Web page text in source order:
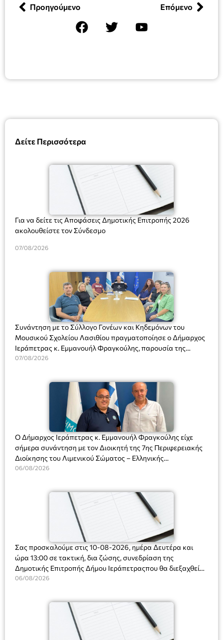
Δείτε Περισσότερα
Για να δείτε τις Αποφάσεις Δημοτικής Επιτροπής 2026
ακολουθείστε τον Σύνδεσμο
07/08/2026
Συνάντηση με το Σύλλογο Γονέων και Κηδεμόνων του
Μουσικού Σχολείου Λασιθίου πραγματοποίησε ο Δήμαρχος
Ιεράπετρας κ. Εμμανουήλ Φραγκούλης, παρουσία της
Διευθύντριας του σχολείου κας Μαριάννας Χαΐτα.
07/08/2026
Ο Δήμαρχος Ιεράπετρας κ. Εμμανουήλ Φραγκούλης είχε
σήμερα συνάντηση με τον Διοικητή της 7ης Περιφερειακής
Διοίκησης του Λιμενικού Σώματος – Ελληνικής
Ακτοφυλακής (Λ.Σ.-ΕΛ.ΑΚΤ.), Αρχιπλοίαρχο Λ.Σ. κ. Ιωάννη
06/08/2026
Σας προσκαλούμε στις 10-08-2026, ημέρα Δευτέρα και
ώρα 13:00 σε τακτική, δια ζώσης, συνεδρίαση της
Δημοτικής Επιτροπής Δήμου Ιεράπετραςπου θα διεξαχθεί
στο Δημοτικό Κατάστημα, Δημοκρατίας 31 στην αίθουσα
και λήψη αποφάσεων στα παρακάτω θέματα:
06/08/2026
Προηγούμενο Επόμενο